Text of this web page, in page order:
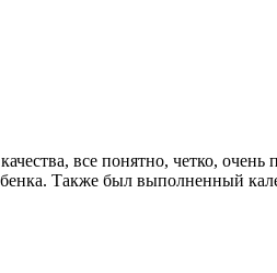
все понятно, четко, очень
Также был выполненный